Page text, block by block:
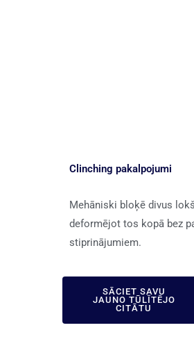
Clinching pakalpojumi
Mehāniski bloķē divus
deformējot tos kopā bez
stiprinājumiem.
SĀCIET SAVU
JAUNO TŪLĪTĒJO
CITĀTU